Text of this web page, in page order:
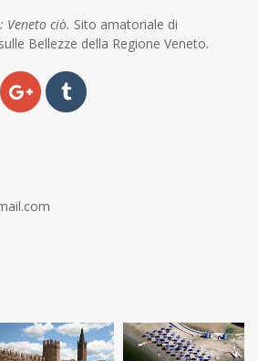
ciò. Sito amatoriale di
Bellezze della Regione Veneto.